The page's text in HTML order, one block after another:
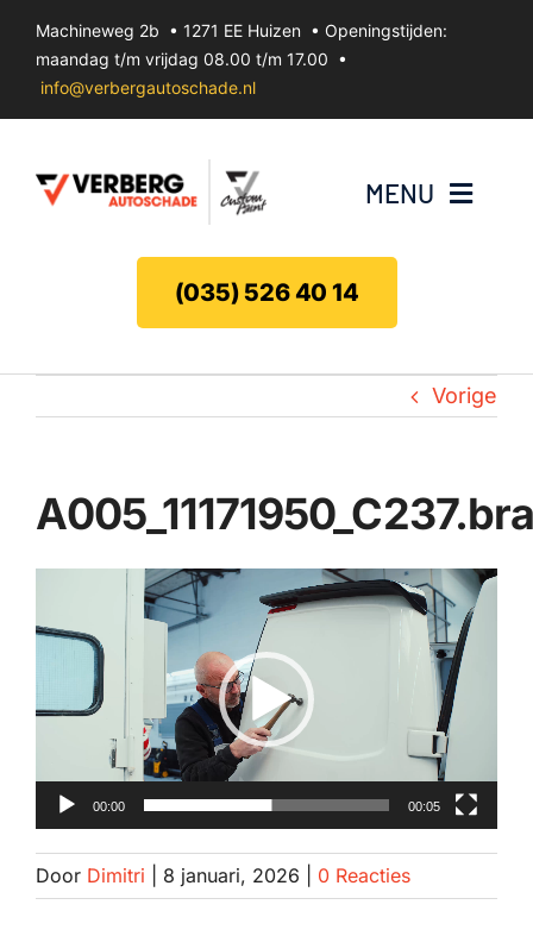
naar
inhoud
Machineweg 2b • 1271 EE Huizen • Openingstijden:
maandag t/m vrijdag 08.00 t/m 17.00 •
info@verbergautoschade.nl
MENU
Bumperherstel
Koplamp herstel
Spotrepair
Steenslagreparatie
Schadeherstel
Zo herstellen wij autoschade. Stap voor stap
Contact
(035) 526 40 14
Vorige
Videospeler
00:00 00:05
Door Dimitri 8 januari, 2026 0 Reacties